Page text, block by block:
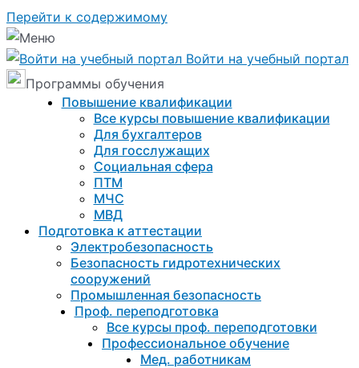
Перейти к содержимому
Войти на учебный портал
Программы обучения
Повышение квалификации
Все курсы повышение квалификации
Для бухгалтеров
Для госслужащих
Социальная сфера
ПТМ
МЧС
МВД
Подготовка к aттестации
Электробезопасность
Безопасность гидротехнических
сооружений
Промышленная безопасность
Проф. переподготовка
Все курсы проф. переподготовки
Профессиональное обучение
Мед. работникам